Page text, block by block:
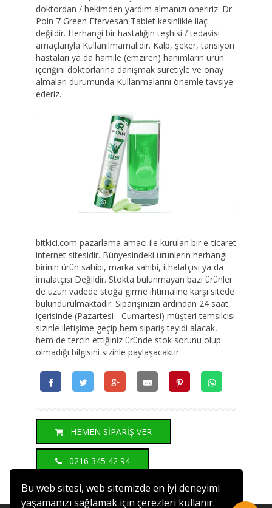
Bu web sitesi, web sitemizde en iyi deneyimi
yaşamanızı sağlamak için çerezleri kullanır.
doktordan / hekimden yardım almanızı öneririz. Dr
Poin 7 Green Efervesan Tablet kesinlikle ilaç
değildir. Herhangi bir hastalığın teşhisi / tedavisi
amaçlarıyla Kullanılmamalıdır. Kalp, şeker, tansiyon
hastaları ya da hamile (emziren) hanımların ürün
içeriğini doktorlarına danışmak suretiyle ve onay
almaları durumunda Kullanmalarını önemle tavsiye
ederiz.
bitkici.com pazarlama amacı ile kurulan bir e-ticaret
internet sitesidir. Bünyesindeki ürünlerin herhangi
birinin ürün sahibi, marka sahibi, ithalatçısı ya da
imalatçısı Değildir. Stokta bulunmayan bazı ürünler
de uzun vadede stoğa girme ihtimaline karşı sitede
bulundurulmaktadır. Siparişinizin ardından 24 saat
içerisinde (Pazartesi - Cumartesi) müşteri temsilcisi
sizinle iletişime geçip hem sipariş teyidi alacak,
hem de tercih ettiğiniz üründe stok sorunu olup
olmadığı bilgisini sizinle paylaşacaktır.
HEMEN SİPARİŞ VER
0216 345 42 94